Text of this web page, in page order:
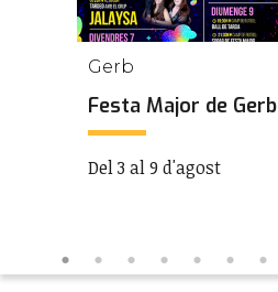
Gerb
Festa Major de Gerb
Del 3 al 9 d'agost